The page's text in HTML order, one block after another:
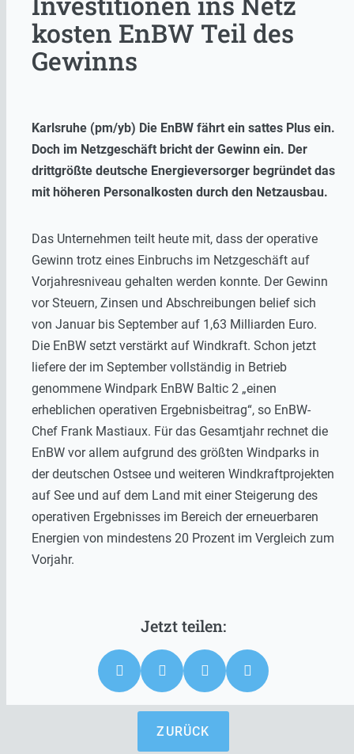
kosten EnBW Teil des
Gewinns
Karlsruhe (pm/yb) Die EnBW fährt ein sattes Plus ein.
Doch im Netzgeschäft bricht der Gewinn ein. Der
drittgrößte deutsche Energieversorger begründet das
mit höheren Personalkosten durch den Netzausbau.
Das Unternehmen teilt heute mit, dass der operative
Gewinn trotz eines Einbruchs im Netzgeschäft auf
Vorjahresniveau gehalten werden konnte. Der Gewinn
vor Steuern, Zinsen und Abschreibungen belief sich
von Januar bis September auf 1,63 Milliarden Euro.
Die EnBW setzt verstärkt auf Windkraft. Schon jetzt
liefere der im September vollständig in Betrieb
genommene Windpark EnBW Baltic 2 „einen
erheblichen operativen Ergebnisbeitrag“, so EnBW-
Chef Frank Mastiaux. Für das Gesamtjahr rechnet die
EnBW vor allem aufgrund des größten Windparks in
der deutschen Ostsee und weiteren Windkraftprojekten
auf See und auf dem Land mit einer Steigerung des
operativen Ergebnisses im Bereich der erneuerbaren
Energien von mindestens 20 Prozent im Vergleich zum
Vorjahr.
ZURÜCK